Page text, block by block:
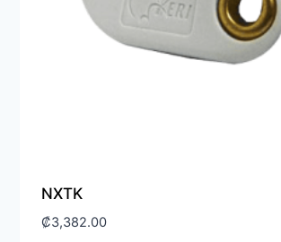
NXTK
₡3,382.00